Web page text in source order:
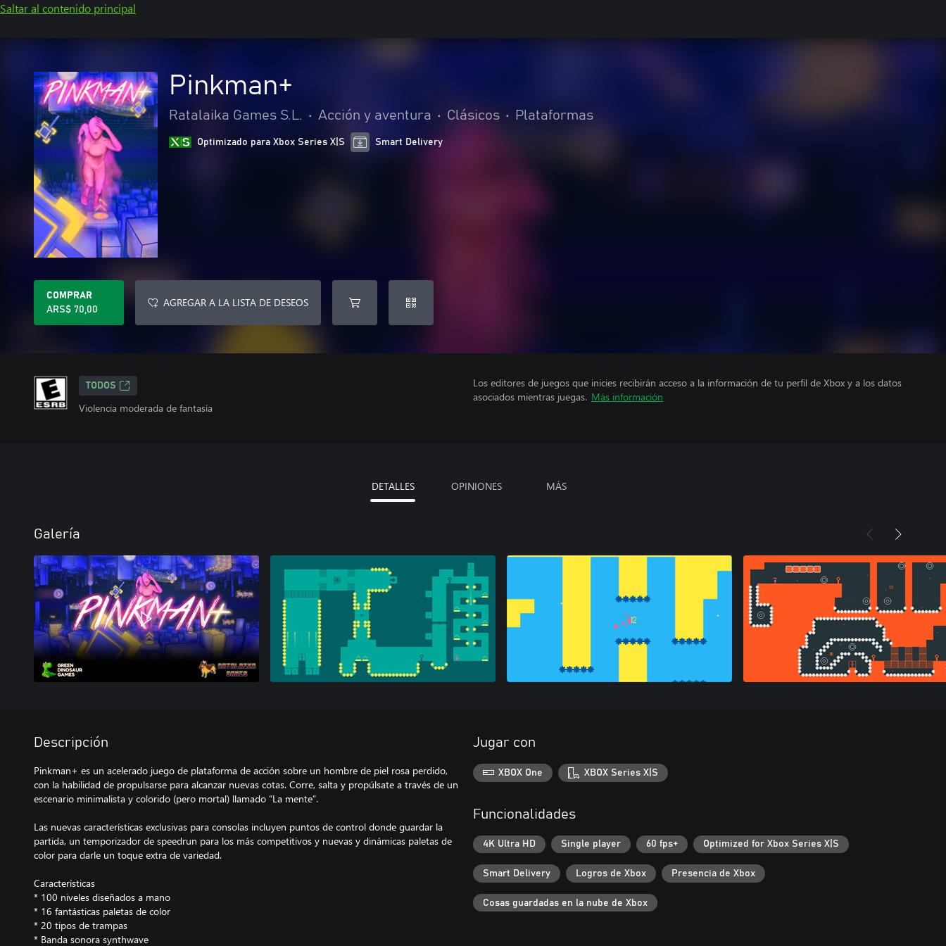
Saltar al contenido principal
Pinkman+
Ratalaika Games S.L. • Acción y aventura • Clásicos • Plataformas
Optimizado para Xbox Series X|S Smart Delivery
COMPRAR
ARS$ 70,00
AGREGAR A LA LISTA DE DESEOS
TODOS
Violencia moderada de fantasía
Los editores de juegos que inicies recibirán acceso a la información de tu perfil de Xbox y a los datos
asociados mientras juegas. Más información
DETALLES OPINIONES MÁS
Galería
Descripción
Pinkman+ es un acelerado juego de plataforma de acción sobre un hombre de piel rosa perdido,
con la habilidad de propulsarse para alcanzar nuevas cotas. Corre, salta y propúlsate a través de un
escenario minimalista y colorido (pero mortal) llamado “La mente”.
Las nuevas características exclusivas para consolas incluyen puntos de control donde guardar la
partida, un temporizador de speedrun para los más competitivos y nuevas y dinámicas paletas de
color para darle un toque extra de variedad.
Características
* 100 niveles diseñados a mano
* 16 fantásticas paletas de color
* 20 tipos de trampas
* Banda sonora synthwave
Jugar con
XBOX One XBOX Series X|S
Funcionalidades
4K Ultra HD Single player 60 fps+ Optimized for Xbox Series X|S
Smart Delivery Logros de Xbox Presencia de Xbox
Cosas guardadas en la nube de Xbox